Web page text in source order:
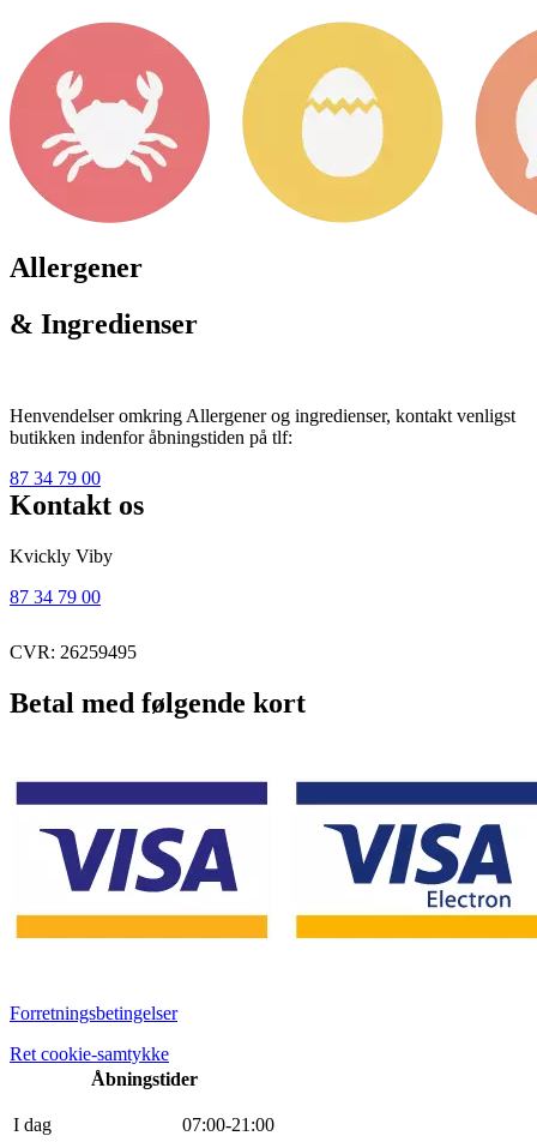
Allergener
& Ingredienser
Henvendelser omkring Allergener og ingredienser, kontakt venligst
butikken indenfor åbningstiden på tlf:
87 34 79 00
Kontakt os
Kvickly Viby
87 34 79 00
CVR: 26259495
Betal med følgende kort
Forretningsbetingelser
Ret cookie-samtykke
Åbningstider
I dag 07:00-21 :00